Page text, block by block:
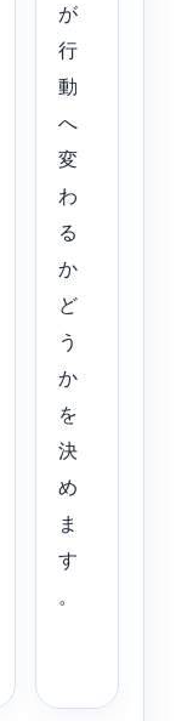
が
行
動
へ
変
わ
る
か
ど
う
か
を
決
め
ま
す
。